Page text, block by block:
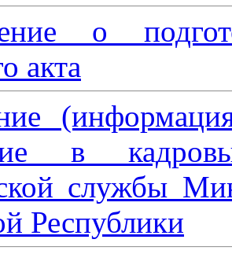
о
акта
в
службы
Республики